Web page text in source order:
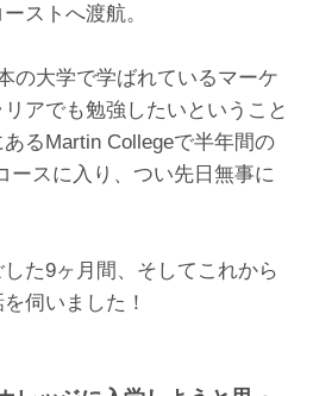
ストへ渡航。
の大学で学ばれているマーケ
アでも勉強したいということ
るMartin Collegeで半年間の
ースに入り、つい先日無事に
た9ヶ月間、そしてこれから
伺いました！